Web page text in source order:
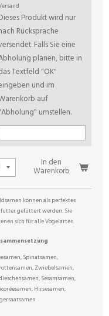
Produkt wird nur
Rücksprache
Falls Sie eine
planen, bitte in
Textfeld "OK"
und im
auf
umstellen.
In den
Warenkorb
können als perfektes
gefüttert werden. Sie
sich für alle Vogelarten.
Spinatsamen,
Zwiebelsamen,
Sesamsamen,
Hirsesamen,